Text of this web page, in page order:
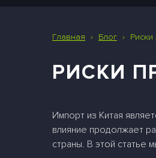
Главная › Блог › Риски
РИСКИ
Импорт из Китая
влияние продолжает
страны. В этой статье